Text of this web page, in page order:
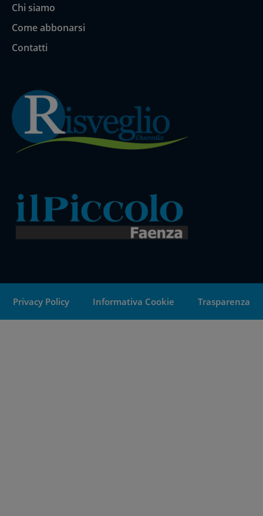
Chi siamo
Come abbonarsi
Contatti
Privacy Policy Informativa Cookie Trasparenza